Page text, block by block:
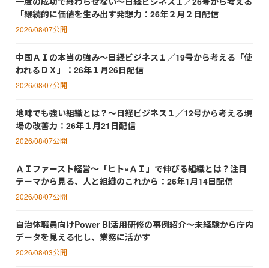
「継続的に価値を生み出す発想力：26年２月２日配信
2026/08/07公開
中国ＡＩの本当の強み～日経ビジネス１／19号から考える「使
われるＤＸ」：26年１月26日配信
2026/08/07公開
地味でも強い組織とは？～日経ビジネス１／12号から考える現
場の改善力：26年１月21日配信
2026/08/07公開
ＡＩファースト経営～「ヒト×ＡＩ」で伸びる組織とは？注目
テーマから見る、人と組織のこれから：26年1月14日配信
2026/08/07公開
自治体職員向けPower BI活用研修の事例紹介～未経験から庁内
データを見える化し、業務に活かす
2026/08/03公開